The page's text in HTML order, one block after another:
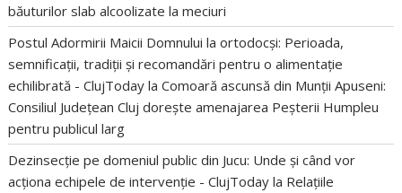
băuturilor slab alcoolizate la meciuri
Postul Adormirii Maicii Domnului la ortodocși: Perioada,
semnificații, tradiții și recomandări pentru o alimentație
echilibrată - ClujToday laComoară ascunsă din Munții Apuseni:
Consiliul Județean Cluj dorește amenajarea Peșterii Humpleu
pentru publicul larg
Dezinsecție pe domeniul public din Jucu: Unde și când vor
acționa echipele de intervenție - ClujToday la Relațiile